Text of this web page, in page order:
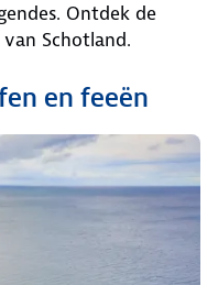
Ontdek de
Schotland.
en feeën